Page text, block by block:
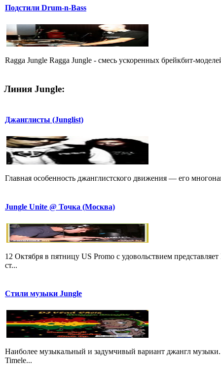
Подстили Drum-n-Bass
Ragga Jungle Ragga Jungle - смесь ускоpенных бpейкбит-
Линия Jungle:
Джанглисты (Junglist)
Главная особенность джанглистского движения — его
Jungle Unite @ Точка (Москва)
12 Октября в пятницу US Promo с удовольствием
ст...
Стили музыки Jungle
Hаиболее музыкальный и задумчивый вариант джангл
Timele...